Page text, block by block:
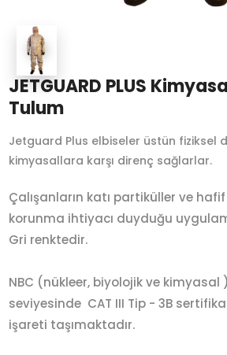
JETGUARD PLUS
Tulum
Jetguard Plus elbiseler üstün fiziksel
kimyasallara karşı direnç sağlarlar.
Çalışanların katı partiküller ve
korunma ihtiyacı duyduğu
Gri renktedir.
NBC (nükleer, biyolojik ve kimyasal
seviyesinde CAT III Tip - 3B
işareti taşımaktadır.